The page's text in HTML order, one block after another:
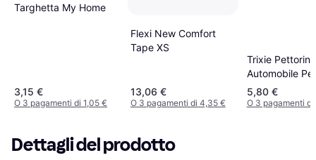
Targhetta My Home
3,15 €
O 3 pagamenti di 1,05 €
Flexi New Comfort
Tape XS
13,06 €
O 3 pagamenti di 4,35 €
Trixie
Automobile
Rosso
5,80 €
O 3 pagamenti di
Dettagli del prodotto